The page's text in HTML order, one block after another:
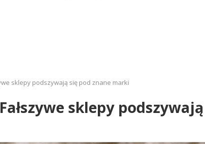
sklepy podszywają się pod znane marki
sklepy